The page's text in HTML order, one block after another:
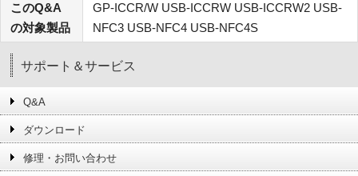
このQ&A
の対象製品
GP-ICCR/W USB-ICCRW USB-ICCRW2 USB-
NFC3 USB-NFC4 USB-NFC4S
サポート＆サービス
Q&A
ダウンロード
修理・お問い合わせ